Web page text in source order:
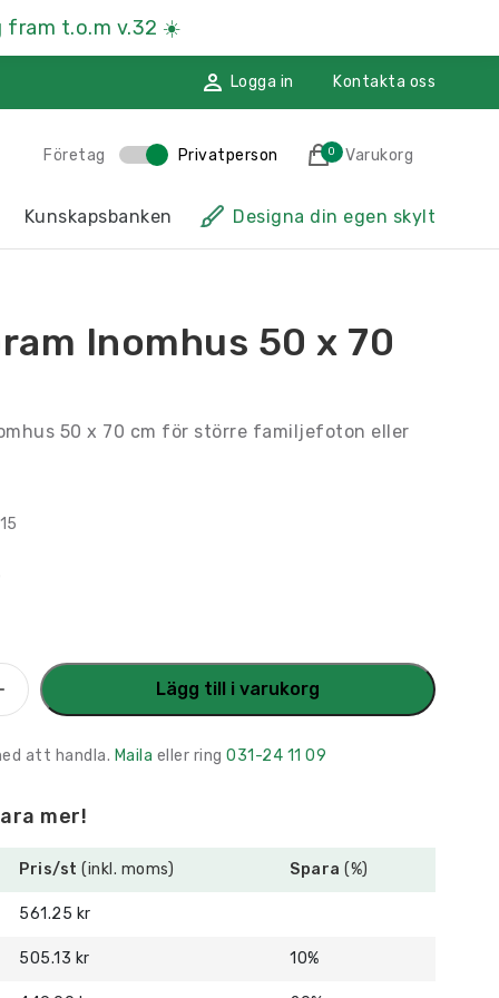
fram t.o.m v.32 ☀️
Logga in Kontakta oss
Företag Privatperson 0 Varukorg
Återvinningsskyltar
Kunskapsbanken Designa din egen skylt
Inomhus 50 x 70
50 x 70 cm för större familjefoton eller
Lägg till i varukorg
att handla. Maila eller ring 031-24 11 09
mer!
Pris/st (inkl. moms) Spara (%)
561.25 kr
505.13 kr 10%